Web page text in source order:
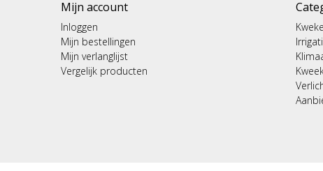
Mijn account
Inloggen
Mijn bestellingen
Mijn verlanglijst
Vergelijk producten